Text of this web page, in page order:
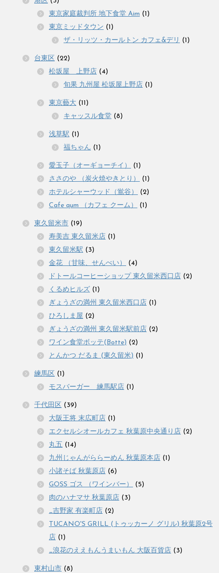
東京家庭裁判所 地下食堂 Aim (1)
東京ミッドタウン (1)
ザ・リッツ・カールトン カフェ&デリ (1)
台東区 (22)
松坂屋 上野店 (4)
旬果 九州屋 松坂屋上野店 (1)
東京藝大 (11)
キャッスル食堂 (8)
浅草駅 (1)
福ちゃん (1)
愛玉子（オーギョーチイ）
(1)
ささのや （炭火焼やきとり）
(1)
ホテルシャーウッド（鴬谷）
(2)
Cafe qum （カフェ クーム）
(1)
東久留米市 (19)
寿美吉 東久留米店 (1)
東久留米駅 (3)
金花 （甘味、せんべい）
(4)
ドトールコーヒーショップ 東久留米西口店 (2)
くるめヒルズ (1)
ぎょうざの満州 東久留米西口店 (1)
ひろしま屋 (2)
ぎょうざの満州 東久留米駅前店 (2)
ワイン食堂ボッテ(Botte) (2)
とんかつ だるま (東久留米) (1)
練馬区 (1)
モスバーガー 練馬駅店 (1)
千代田区 (39)
大阪王将 末広町店 (1)
エクセルシオールカフェ 秋葉原中央通り店 (2)
丸五 (14)
九州じゃんがららーめん 秋葉原本店 (1)
小諸そば 秋葉原店 (6)
GOSS ゴス （ワインバー）
(5)
肉のハナマサ 秋葉原店 (3)
_吉野家 有楽町店 (2)
TUCANO'S GRILL (トゥッカーノ グリル) 秋葉原2号
店 (1)
_浪花のええもんうまいもん 大阪百貨店 (3)
東村山市 (8)